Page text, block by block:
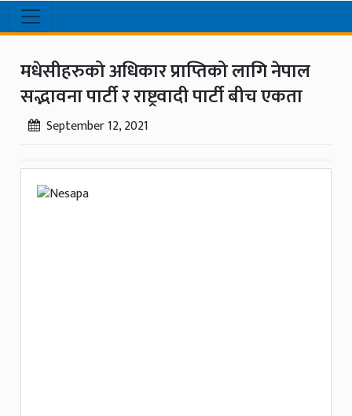
मधेसीहरुको अधिकार प्राप्तिको लागि नेपाल
सद्भावना पार्टी र राष्ट्रवादी पार्टी बीच एकता
September 12, 2021